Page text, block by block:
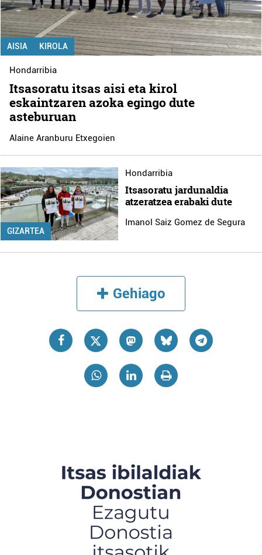
AISIA KIROLA
Hondarribia
Itsasoratu itsas aisi eta kirol
eskaintzaren azoka egingo dute
asteburuan
Alaine Aranburu Etxegoien
GIZARTEA
Hondarribia
Itsasoratu jardunaldia
atzeratzea erabaki dute
Imanol Saiz Gomez de Segura
Gehiago